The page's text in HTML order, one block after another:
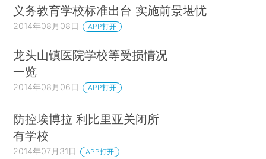
义务教育学校标准出台 实施前景堪忧
2014年08月08日 APP打开
龙头山镇医院学校等受损情况
一览
2014年08月06日 APP打开
防控埃博拉 利比里亚关闭所
有学校
2014年07月31日 APP打开